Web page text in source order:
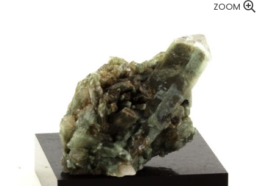
ZOOM